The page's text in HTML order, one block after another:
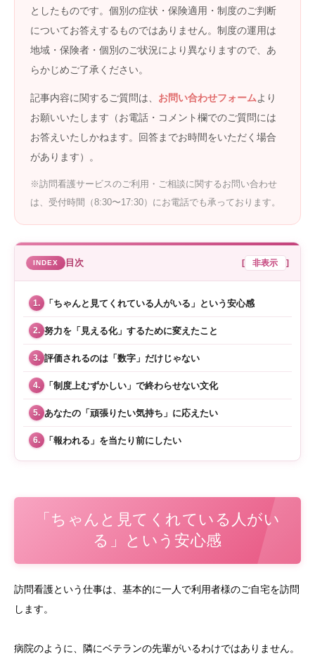
としたものです。個別の症状・保険適用・制度のご判断
についてお答えするものではありません。制度の運用は
地域・保険者・個別のご状況により異なりますので、あ
らかじめご了承ください。
記事内容に関するご質問は、 お問い合わせフォームより
お願いいたします（お電話・コメント欄でのご質問には
お答えいたしかねます。回答までお時間をいただく場合
があります）。
※訪問看護サービスのご利用・ご相談に関するお問い合わせ
は、受付時間（8:30〜17:30）にお電話でも承っております。
目次 [ 非表示 ]
1. 「ちゃんと見てくれている人がいる」という安心感
2. 努力を「見える化」するために変えたこと
3. 評価されるのは「数字」だけじゃない
4. 「制度上むずかしい」で終わらせない文化
5. あなたの「頑張りたい気持ち」に応えたい
6. 「報われる」を当たり前にしたい
「ちゃんと見てくれている人がい
る」という安心感
訪問看護という仕事は、基本的に一人で利用者様のご自宅を訪問
します。
病院のように、隣にベテランの先輩がいるわけではありません。